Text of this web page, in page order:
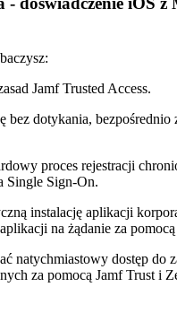
Jamf Trusted Access.
bez dotykania, bezpośrednio
proces rejestracji
Single Sign-On.
instalację aplikacji
na żądanie za
natychmiastowy dostęp do
za pomocą Jamf Trust i